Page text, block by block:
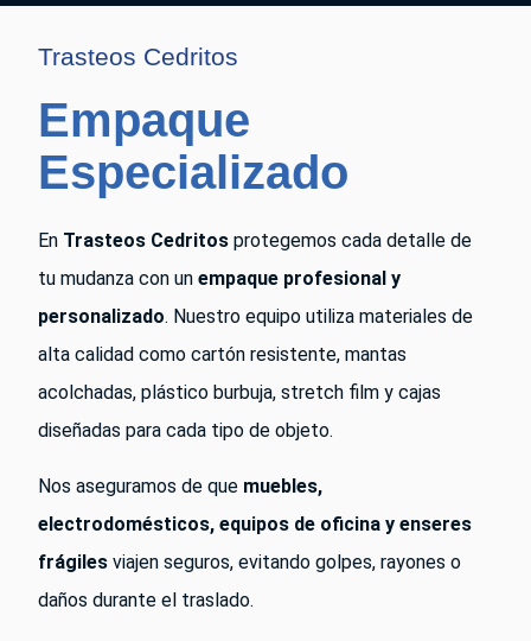
Trasteos Cedritos
Empaque
Especializado
En Trasteos Cedritos protegemos cada detalle de
tu mudanza con un empaque profesional y
personalizado. Nuestro equipo utiliza materiales de
alta calidad como cartón resistente, mantas
acolchadas, plástico burbuja, stretch film y cajas
diseñadas para cada tipo de objeto.
Nos aseguramos de que muebles,
electrodomésticos, equipos de oficina y enseres
frágiles viajen seguros, evitando golpes, rayones o
daños durante el traslado.